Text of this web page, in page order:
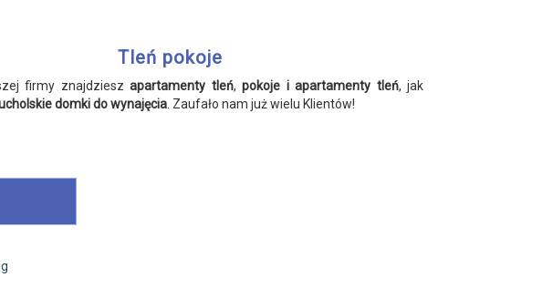
Tleń pokoje
firmy znajdzieszapartamenty tleń,pokoje i apartamenty tleń, jak
domki do wynajęcia . Zaufało nam już wielu Klientów!